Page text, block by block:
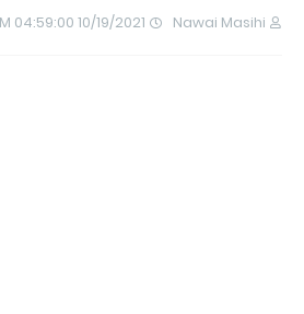
Nawai Masihi
10/19/2021 04:59:00 PM